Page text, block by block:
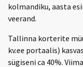
kolmandiku, aasta
veerand.
Tallinna korterite
kv.ee portaalis)
sügiseni ca 40%.